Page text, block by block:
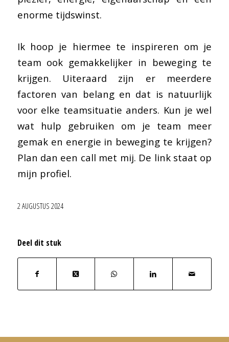
enorme tijdswinst.
Ik hoop je hiermee te inspireren om je
team ook gemakkelijker in beweging te
krijgen. Uiteraard zijn er meerdere
factoren van belang en dat is natuurlijk
voor elke teamsituatie anders. Kun je wel
wat hulp gebruiken om je team meer
gemak en energie in beweging te krijgen?
Plan dan een call met mij. De link staat op
mijn profiel.
2 AUGUSTUS 2024
Deel dit stuk